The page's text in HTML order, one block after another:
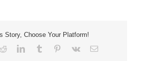
Story, Choose Your Platform!
RedditLinkedInTumblr Pinterest
Vk
Correo